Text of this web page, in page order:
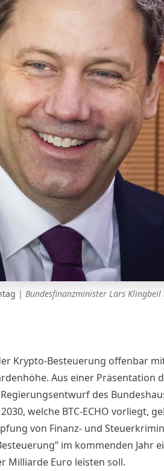
| Bundesfinanzminister Lars
Krypto-Besteuerung offenbar
Aus einer Präsentation
des
welche BTC-ECHO vorliegt,
von Finanz- und
im kommenden Jahr
Milliarde Euro leisten soll.